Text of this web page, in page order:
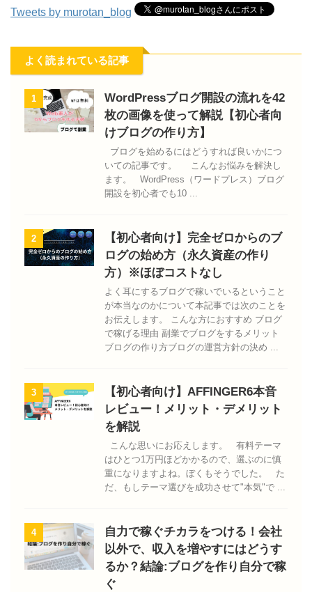
Tweets by murotan_blog
よく読まれている記事
1
WordPressブログ開設の流れを42
枚の画像を使って解説【初心者向
けブログの作り方】
ブログを始めるにはどうすれば良いかにつ
いての記事です。 こんなお悩みを解決し
ます。 WordPress（ワードプレス）ブログ
開設を初心者でも10 ...
2
【初心者向け】完全ゼロからのブ
ログの始め方（永久資産の作り
方）※ほぼコストなし
よく耳にするブログで稼いでいるということ
が本当なのかについて本記事では次のことを
お伝えします。 こんな方におすすめ ブログ
で稼げる理由 副業でブログをするメリット
ブログの作り方ブログの運営方針の決め ...
3
【初心者向け】AFFINGER6本音
レビュー！メリット・デメリット
を解説
こんな思いにお応えします。 有料テーマ
はひとつ1万円ほどかかるので、選ぶのに慎
重になりますよね。ぼくもそうでした。 た
だ、もしテーマ選びを成功させて"本気"で ...
4
自力で稼ぐチカラをつける！会社
以外で、収入を増やすにはどうす
るか？結論:ブログを作り自分で稼
ぐ